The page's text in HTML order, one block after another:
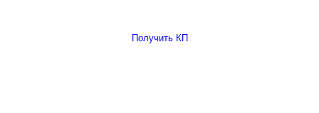
Получить КП